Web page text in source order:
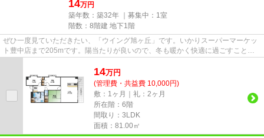
14万円
築年数：築32年 ｜募集中： 1室
階数：8階建 地下1階
ぜひ一度見ていただきたい、「ウイング旭ヶ丘」です。いかりスーパーマーケッ
ト豊中店まで205mです。陽当たりが良いので、冬も暖かく快適に過ごすことが
14万円
(管理費・共益費 10,000円)
敷：1ヶ月｜礼：2ヶ月
所在階：6階
間取り：3LDK
面積：81.00㎡